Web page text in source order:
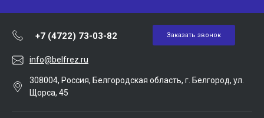
+7 (4722) 73-03-82 Заказать звонок
info@belfrez.ru
308004, Россия, Белгородская область, г. Белгород, ул.
Щорса, 45